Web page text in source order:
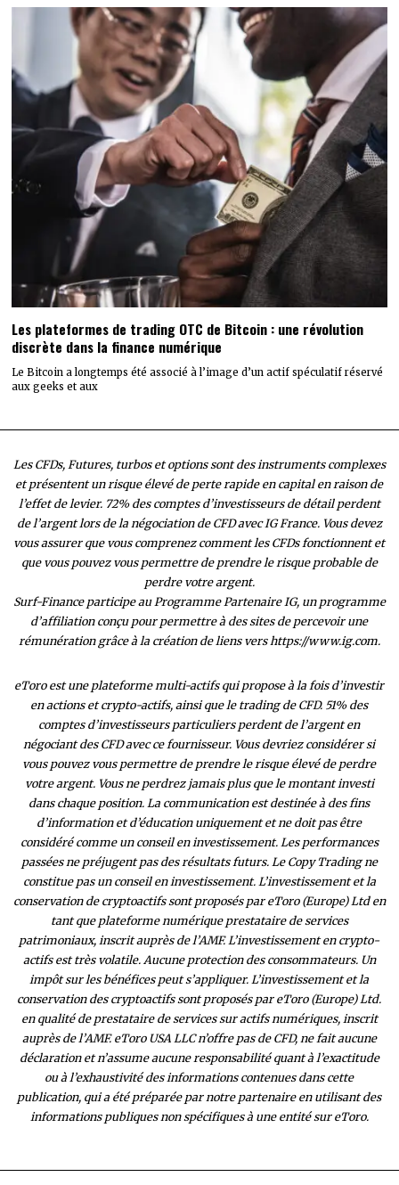
Les plateformes de trading OTC de Bitcoin : une révolution
discrète dans la finance numérique
Le Bitcoin a longtemps été associé à l’image d’un actif spéculatif réservé
aux geeks et aux
Les CFDs, Futures, turbos et options sont des instruments complexes
et présentent un risque élevé de perte rapide en capital en raison de
l’effet de levier. 72% des comptes d’investisseurs de détail perdent
de l’argent lors de la négociation de CFD avec IG France. Vous devez
vous assurer que vous comprenez comment les CFDs fonctionnent et
que vous pouvez vous permettre de prendre le risque probable de
perdre votre argent.
Surf-Finance participe au Programme Partenaire IG, un programme
d’affiliation conçu pour permettre à des sites de percevoir une
rémunération grâce à la création de liens vers https://www.ig.com.
eToro est une plateforme multi-actifs qui propose à la fois d’investir
en actions et crypto-actifs, ainsi que le trading de CFD. 51% des
comptes d’investisseurs particuliers perdent de l’argent en
négociant des CFD avec ce fournisseur. Vous devriez considérer si
vous pouvez vous permettre de prendre le risque élevé de perdre
votre argent. Vous ne perdrez jamais plus que le montant investi
dans chaque position. La communication est destinée à des fins
d’information et d’éducation uniquement et ne doit pas être
considéré comme un conseil en investissement. Les performances
passées ne préjugent pas des résultats futurs. Le Copy Trading ne
constitue pas un conseil en investissement. L’investissement et la
conservation de cryptoactifs sont proposés par eToro (Europe) Ltd en
tant que plateforme numérique prestataire de services
patrimoniaux, inscrit auprès de l’AMF. L’investissement en crypto-
actifs est très volatile. Aucune protection des consommateurs. Un
impôt sur les bénéfices peut s’appliquer. L’investissement et la
conservation des cryptoactifs sont proposés par eToro (Europe) Ltd.
en qualité de prestataire de services sur actifs numériques, inscrit
auprès de l’AMF. eToro USA LLC n’offre pas de CFD, ne fait aucune
déclaration et n’assume aucune responsabilité quant à l’exactitude
ou à l’exhaustivité des informations contenues dans cette
publication, qui a été préparée par notre partenaire en utilisant des
informations publiques non spécifiques à une entité sur eToro.